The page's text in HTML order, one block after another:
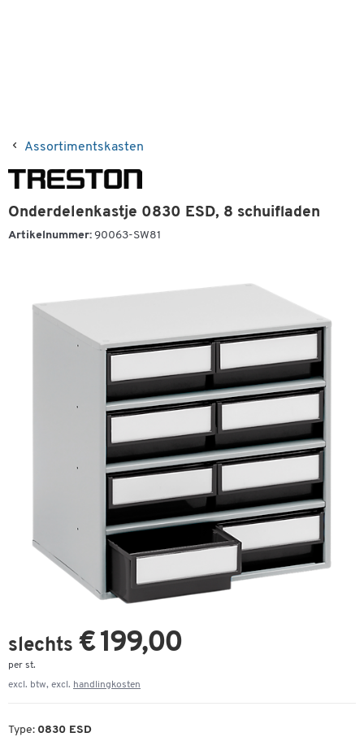
Assortimentskasten
Onderdelenkastje 0830 ESD, 8 schuifladen
Artikelnummer: 90063-SW81
slechts € 199,00
per st.
excl. btw, excl. handlingkosten
Type: 0830 ESD